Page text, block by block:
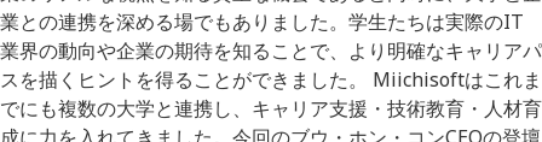
業との連携を深める場でもありました。学生たちは実際のIT
業界の動向や企業の期待を知ることで、より明確なキャリアパ
スを描くヒントを得ることができました。 Miichisoftはこれま
でにも複数の大学と連携し、キャリア支援・技術教育・人材育